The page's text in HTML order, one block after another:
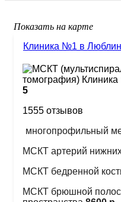
Показать на карте
Клиника №1 в
5
1555 отзывов
многопрофильный
МСКТ артерий
МСКТ бедренной
МСКТ брюшной